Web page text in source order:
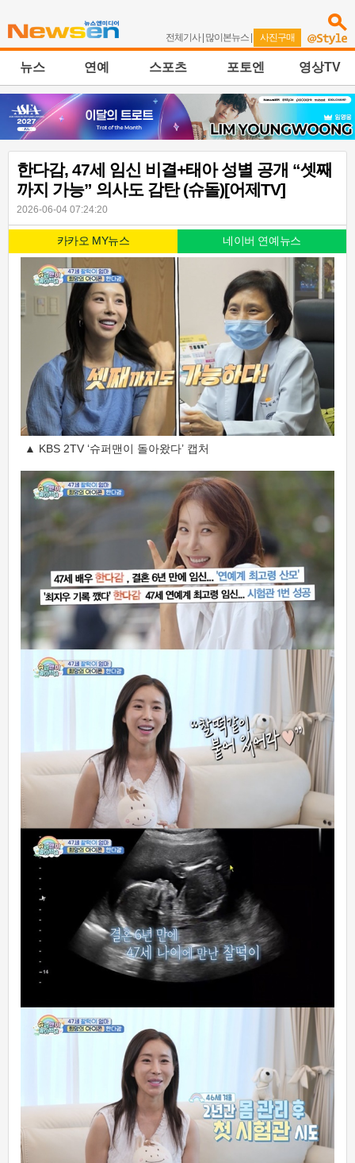
전체기사| 많이본뉴스 | 사진구매
뉴스 연예 스포츠 포토엔 영상TV
한다감, 47세 임신 비결+태아 성별 공개 “셋째
까지 가능” 의사도 감탄 (슈돌)[어제TV]
2026-06-04 07:24:20
카카오 MY뉴스 네이버 연예뉴스
▲ KBS 2TV ‘슈퍼맨이 돌아왔다’ 캡처